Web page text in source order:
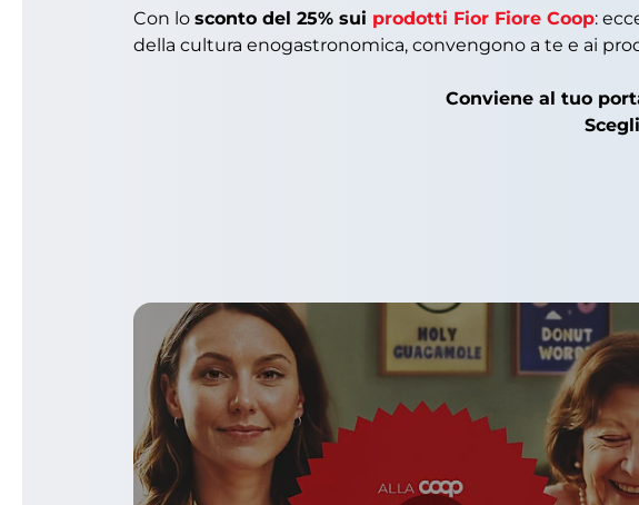
Con lo sconto del 25% sui prodotti Fior Fiore Coop:
della cultura enogastronomica, convengono a te e ai
Conviene al tuo